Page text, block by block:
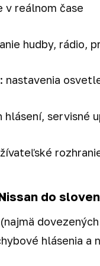
v reálnom čase
hudby, rádio,
nastavenia
hlásení, servisné
do
hlásenia